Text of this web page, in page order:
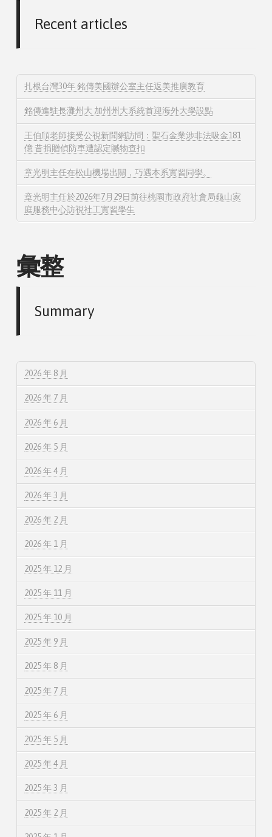
Recent articles
扎根台灣30年 銘傳美國辦公室主任返美推廣教育
銘傳進駐長灘州大 加州州大系統首迎海外大學設點
王伯頎老師接受公視新聞網訪問：聖石金業涉非法吸金181
億 昔捐贈偵防車遭認定贓物查扣
章光明主任在松山機場出關，巧遇本系實習同學。
章光明主任於2026年7月29日前往桃園市政府社會局龜山家
庭服務中心訪視社工實習學生
彙整
Summary
2026 年 8 月
2026 年 7 月
2026 年 6 月
2026 年 5 月
2026 年 4 月
2026 年 3 月
2026 年 2 月
2026 年 1 月
2025 年 12 月
2025 年 11 月
2025 年 10 月
2025 年 9 月
2025 年 8 月
2025 年 7 月
2025 年 6 月
2025 年 5 月
2025 年 4 月
2025 年 3 月
2025 年 2 月